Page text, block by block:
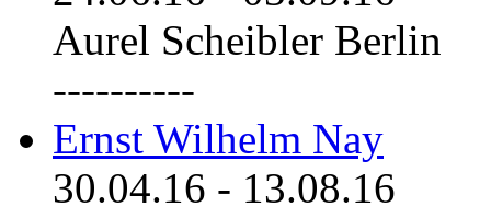
Aurel Scheibler Berlin
----------
Ernst Wilhelm Nay
30.04.16 - 13.08.16